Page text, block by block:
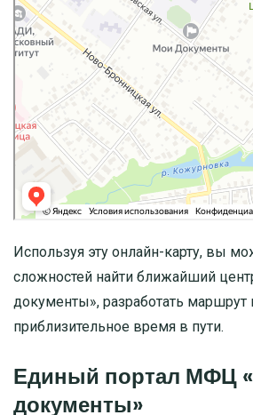
Используя эту онлайн-карту, вы
сложностей найти ближайший
документы», разработать маршрут
приблизительное время в пути.
Единый портал МФЦ
документы»